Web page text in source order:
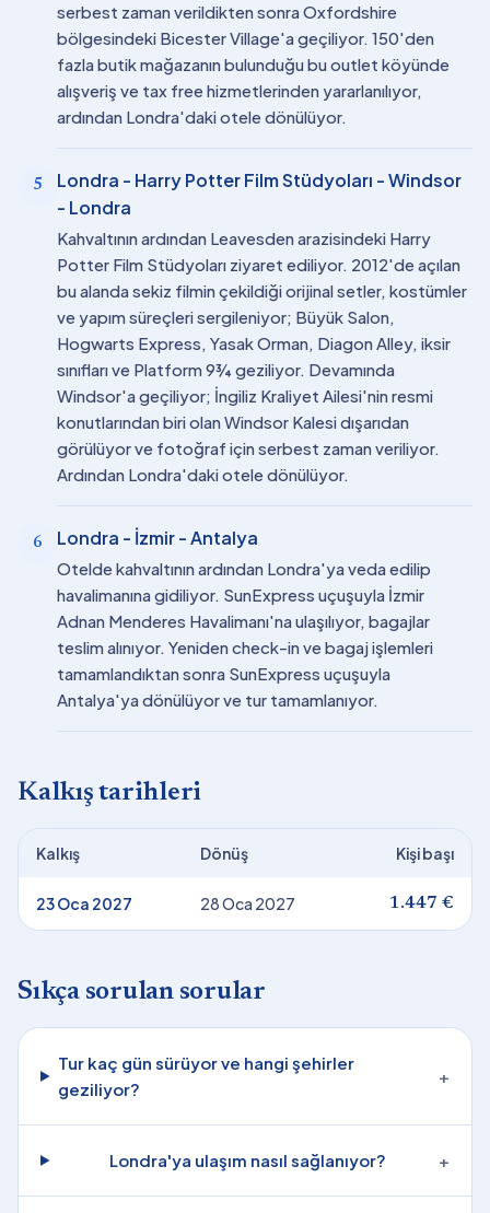
serbest zaman verildikten sonra Oxfordshire
bölgesindeki Bicester Village'a geçiliyor. 150'den
fazla butik mağazanın bulunduğu bu outlet köyünde
alışveriş ve tax free hizmetlerinden yararlanılıyor,
ardından Londra'daki otele dönülüyor.
5
Londra - Harry Potter Film Stüdyoları - Windsor
- Londra
Kahvaltının ardından Leavesden arazisindeki Harry
Potter Film Stüdyoları ziyaret ediliyor. 2012'de açılan
bu alanda sekiz filmin çekildiği orijinal setler, kostümler
ve yapım süreçleri sergileniyor; Büyük Salon,
Hogwarts Express, Yasak Orman, Diagon Alley, iksir
sınıfları ve Platform 9¾ geziliyor. Devamında
Windsor'a geçiliyor; İngiliz Kraliyet Ailesi'nin resmi
konutlarından biri olan Windsor Kalesi dışarıdan
görülüyor ve fotoğraf için serbest zaman veriliyor.
Ardından Londra'daki otele dönülüyor.
6 Londra - İzmir - Antalya
Otelde kahvaltının ardından Londra'ya veda edilip
havalimanına gidiliyor. SunExpress uçuşuyla İzmir
Adnan Menderes Havalimanı'na ulaşılıyor, bagajlar
teslim alınıyor. Yeniden check-in ve bagaj işlemleri
tamamlandıktan sonra SunExpress uçuşuyla
Antalya'ya dönülüyor ve tur tamamlanıyor.
Kalkış tarihleri
Kalkış Dönüş Kişi başı
23 Oca 2027 28 Oca 2027 1.447 €
Sıkça sorulan sorular
Tur kaç gün sürüyor ve hangi şehirler
geziliyor?
+
Londra'ya ulaşım nasıl sağlanıyor? +